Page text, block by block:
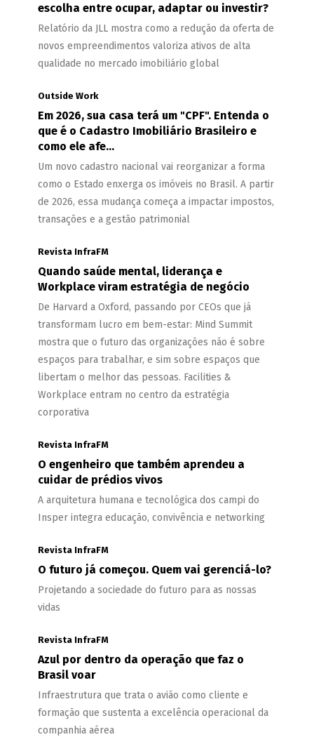
escolha entre ocupar, adaptar ou investir?
Relatório da JLL mostra como a redução da oferta de
novos empreendimentos valoriza ativos de alta
qualidade no mercado imobiliário global
Outside Work
Em 2026, sua casa terá um "CPF". Entenda o
que é o Cadastro Imobiliário Brasileiro e
como ele afe...
Um novo cadastro nacional vai reorganizar a forma
como o Estado enxerga os imóveis no Brasil. A partir
de 2026, essa mudança começa a impactar impostos,
transações e a gestão patrimonial
Revista InfraFM
Quando saúde mental, liderança e
Workplace viram estratégia de negócio
De Harvard a Oxford, passando por CEOs que já
transformam lucro em bem-estar: Mind Summit
mostra que o futuro das organizações não é sobre
espaços para trabalhar, e sim sobre espaços que
libertam o melhor das pessoas. Facilities &
Workplace entram no centro da estratégia
corporativa
Revista InfraFM
O engenheiro que também aprendeu a
cuidar de prédios vivos
A arquitetura humana e tecnológica dos campi do
Insper integra educação, convivência e networking
Revista InfraFM
O futuro já começou. Quem vai gerenciá-lo?
Projetando a sociedade do futuro para as nossas
vidas
Revista InfraFM
Azul por dentro da operação que faz o
Brasil voar
Infraestrutura que trata o avião como cliente e
formação que sustenta a excelência operacional da
companhia aérea